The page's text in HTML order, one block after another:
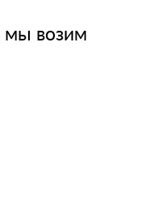
мы возим